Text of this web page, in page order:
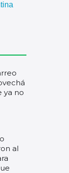
ya no
al